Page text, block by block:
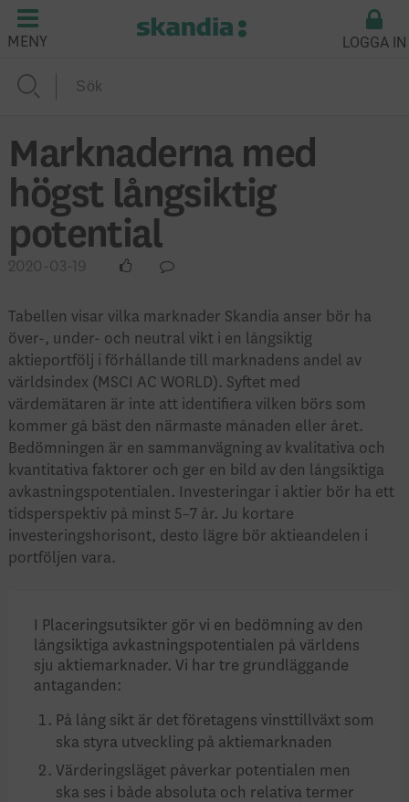
MENY LOGGA IN
Marknaderna med
högst långsiktig
potential
2020-03-19
Tabellen visar vilka marknader Skandia anser bör ha
över-, under- och neutral vikt i en långsiktig
aktieportfölj i förhållande till marknadens andel av
världsindex (MSCI AC WORLD). Syftet med
värdemätaren är inte att identifiera vilken börs som
kommer gå bäst den närmaste månaden eller året.
Bedömningen är en sammanvägning av kvalitativa och
kvantitativa faktorer och ger en bild av den långsiktiga
avkastningspotentialen. Investeringar i aktier bör ha ett
tidsperspektiv på minst 5–7 år. Ju kortare
investeringshorisont, desto lägre bör aktieandelen i
portföljen vara.
I Placeringsutsikter gör vi en bedömning av den
långsiktiga avkastningspotentia­len på världens
sju aktiemarknader. Vi har tre grundläggande
antaganden:
På lång sikt är det företagens vinst­tillväxt som
ska styra utveckling på aktiemarknaden
Värderingsläget påverkar potentialen men
ska ses i både absoluta och rela­tiva termer